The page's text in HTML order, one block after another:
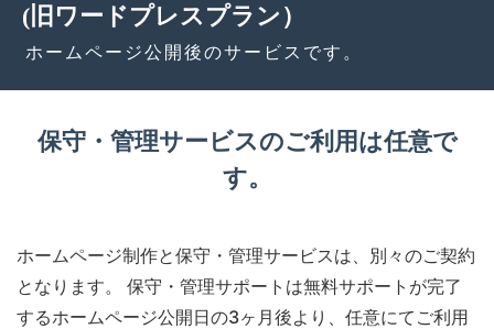
(旧ワードプレスプラン）
ホームページ公開後のサービスです。
保守・管理サービスのご利用は任意で
す。
ホームページ制作と保守・管理サービスは、別々のご契約
となります。 保守・管理サポートは無料サポートが完了
するホームページ公開日の3ヶ月後より、任意にてご利用